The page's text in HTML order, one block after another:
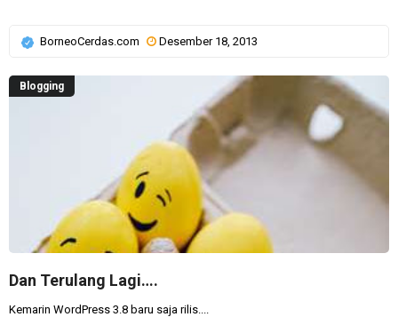
BorneoCerdas.com Desember 18, 2013
Dan Terulang Lagi….
Blogging
Kemarin WordPress 3.8 baru saja rilis....